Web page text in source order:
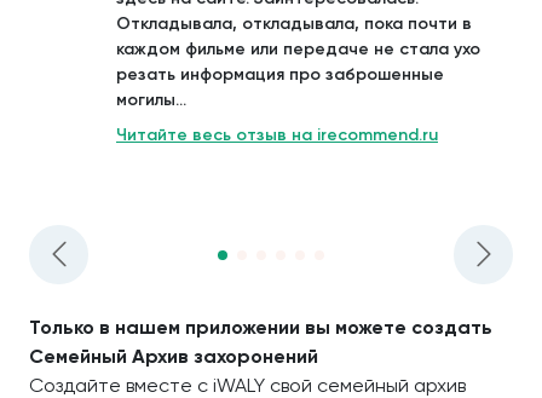
Откладывала, откладывала, пока почти в
каждом фильме или передаче не стала ухо
резать информация про заброшенные
могилы...
Читайте весь отзыв на irecommend.ru
Только в нашем приложении вы можете создать
Семейный Архив захоронений
Создайте вместе с iWALY свой семейный архив